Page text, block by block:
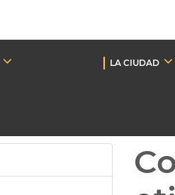
LA CIUDAD